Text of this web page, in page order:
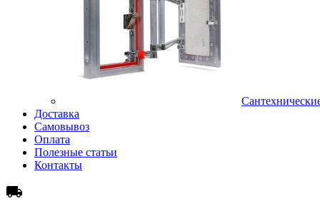
Доставка
Самовывоз
Оплата
Полезные статьи
Контакты
